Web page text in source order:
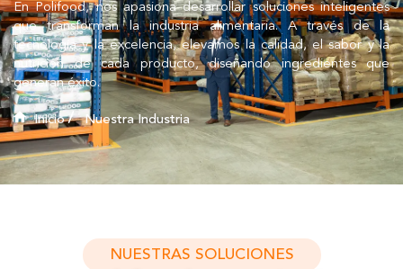
En Polifood, nos apasiona desarrollar soluciones inteligentes
que transforman la industria alimentaria. A través de la
tecnología y la excelencia, elevamos la calidad, el sabor y la
nutrición de cada producto, diseñando ingredientes que
generan éxito.
Inicio Nuestra Industria
NUESTRAS SOLUCIONES